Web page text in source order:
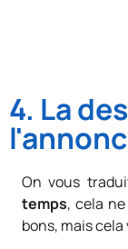
4. La
On vous
temps, cela
bons, mais